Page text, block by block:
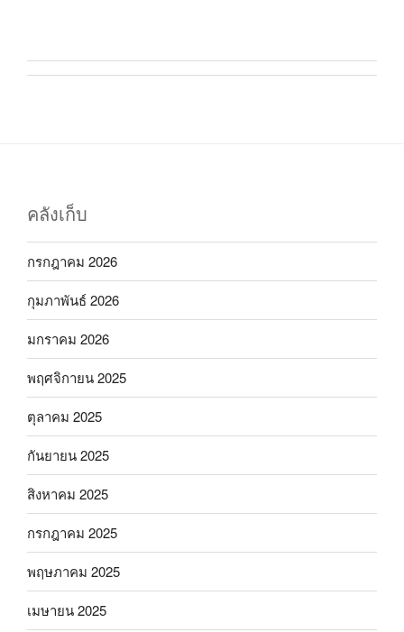
คลังเก็บ
กรกฎาคม 2026
กุมภาพันธ์ 2026
มกราคม 2026
พฤศจิกายน 2025
ตุลาคม 2025
กันยายน 2025
สิงหาคม 2025
กรกฎาคม 2025
พฤษภาคม 2025
เมษายน 2025